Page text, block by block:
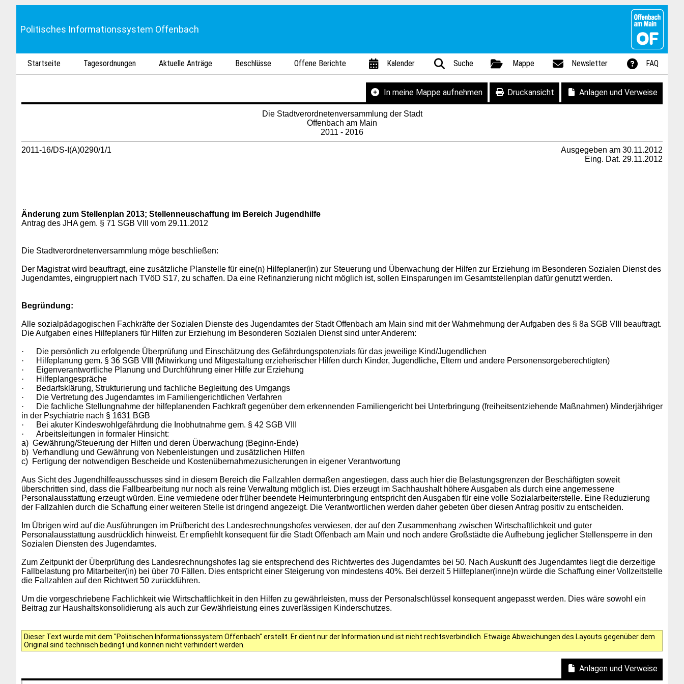
Politisches Informationssystem Offenbach
Startseite Tagesordnungen Aktuelle Anträge Beschlüsse Offene Berichte Kalender Suche Mappe Newsletter FAQ
In meine Mappe aufnehmen Druckansicht Anlagen und Verweise
Die Stadtverordnetenversammlung der Stadt
Offenbach am Main
2011 - 2016
2011-16/DS-I(A)0290/1/1
Ausgegeben am 30.11.2012
Eing. Dat. 29.11.2012
Änderung zum Stellenplan 2013; Stellenneuschaffung im Bereich Jugendhilfe
Antrag des JHA gem. § 71 SGB VIII vom 29.11.2012
Die Stadtverordnetenversammlung möge beschließen:
Der Magistrat wird beauftragt, eine zusätzliche Planstelle für eine(n) Hilfeplaner(in) zur Steuerung und Überwachung der Hilfen zur Erziehung im Besonderen Sozialen Dienst des
Jugendamtes, eingruppiert nach TVöD S17, zu schaffen. Da eine Refinanzierung nicht möglich ist, sollen Einsparungen im Gesamtstellenplan dafür genutzt werden.
Begründung:
Alle sozialpädagogischen Fachkräfte der Sozialen Dienste des Jugendamtes der Stadt Offenbach am Main sind mit der Wahrnehmung der Aufgaben des § 8a SGB VIII beauftragt.
Die Aufgaben eines Hilfeplaners für Hilfen zur Erziehung im Besonderen Sozialen Dienst sind unter Anderem:
·
Die persönlich zu erfolgende Überprüfung und Einschätzung des Gefährdungspotenzials für das jeweilige Kind/Jugendlichen
·
Hilfeplanung gem. § 36 SGB VIII (Mitwirkung und Mitgestaltung erzieherischer Hilfen durch Kinder, Jugendliche, Eltern und andere Personensorgeberechtigten)
·
Eigenverantwortliche Planung und Durchführung einer Hilfe zur Erziehung
·
Hilfeplangespräche
·
Bedarfsklärung, Strukturierung und fachliche Begleitung des Umgangs
·
Die Vertretung des Jugendamtes im Familiengerichtlichen Verfahren
·
Die fachliche Stellungnahme der hilfeplanenden Fachkraft gegenüber dem erkennenden Familiengericht bei Unterbringung (freiheitsentziehende Maßnahmen) Minderjähriger
in der Psychiatrie nach § 1631 BGB
·
Bei akuter Kindeswohlgefährdung die Inobhutnahme gem. § 42 SGB VIII
·
Arbeitsleitungen in formaler Hinsicht:
a) Gewährung/Steuerung der Hilfen und deren Überwachung (Beginn-Ende)
b) Verhandlung und Gewährung von Nebenleistungen und zusätzlichen Hilfen
c) Fertigung der notwendigen Bescheide und Kostenübernahmezusicherungen in eigener Verantwortung
Aus Sicht des Jugendhilfeausschusses sind in diesem Bereich die Fallzahlen dermaßen angestiegen, dass auch hier die Belastungsgrenzen der Beschäftigten soweit
überschritten sind, dass die Fallbearbeitung nur noch als reine Verwaltung möglich ist. Dies erzeugt im Sachhaushalt höhere Ausgaben als durch eine angemessene
Personalausstattung erzeugt würden. Eine vermiedene oder früher beendete Heimunterbringung entspricht den Ausgaben für eine volle Sozialarbeiterstelle. Eine Reduzierung
der Fallzahlen durch die Schaffung einer weiteren Stelle ist dringend angezeigt. Die Verantwortlichen werden daher gebeten über diesen Antrag positiv zu entscheiden.
Im Übrigen wird auf die Ausführungen im Prüfbericht des Landesrechnungshofes verwiesen, der auf den Zusammenhang zwischen Wirtschaftlichkeit und guter
Personalausstattung ausdrücklich hinweist. Er empfiehlt konsequent für die Stadt Offenbach am Main und noch andere Großstädte die Aufhebung jeglicher Stellensperre in den
Sozialen Diensten des Jugendamtes.
Zum Zeitpunkt der Überprüfung des Landesrechnungshofes lag sie entsprechend des Richtwertes des Jugendamtes bei 50. Nach Auskunft des Jugendamtes liegt die derzeitige
Fallbelastung pro Mitarbeiter(in) bei über 70 Fällen. Dies entspricht einer Steigerung von mindestens 40%. Bei derzeit 5 Hilfeplaner(inne)n würde die Schaffung einer Vollzeitstelle
die Fallzahlen auf den Richtwert 50 zurückführen.
Um die vorgeschriebene Fachlichkeit wie Wirtschaftlichkeit in den Hilfen zu gewährleisten, muss der Personalschlüssel konsequent angepasst werden. Dies wäre sowohl ein
Beitrag zur Haushaltskonsolidierung als auch zur Gewährleistung eines zuverlässigen Kinderschutzes.
Dieser Text wurde mit dem "Politischen Informationssystem Offenbach" erstellt. Er dient nur der Information und ist nicht rechtsverbindlich. Etwaige Abweichungen des Layouts gegenüber dem
Original sind technisch bedingt und können nicht verhindert werden.
Anlagen und Verweise